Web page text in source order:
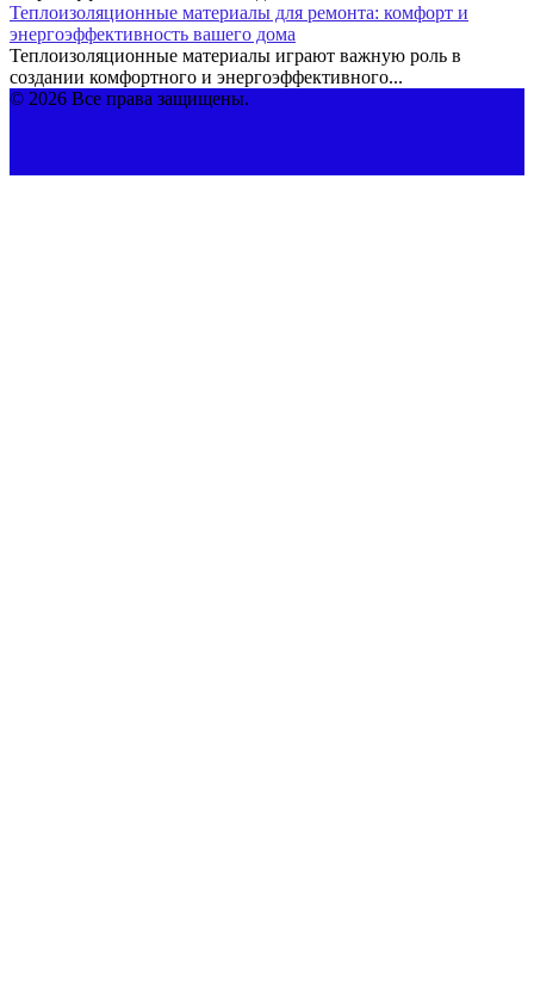
Теплоизоляционные материалы для ремонта: комфорт и
энергоэффективность вашего дома
Теплоизоляционные материалы играют важную роль в
создании комфортного и энергоэффективного...
© 2026 Все права защищены.